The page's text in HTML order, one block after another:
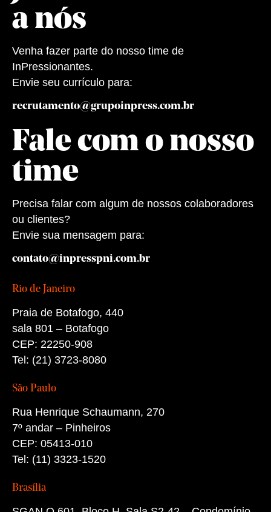
a nós
Venha fazer parte do nosso time de
InPressionantes.
Envie seu currículo para:
recrutamento@grupoinpress.com.br
Fale com o nosso
time
Precisa falar com algum de nossos colaboradores
ou clientes?
Envie sua mensagem para:
contato@inpresspni.com.br
Rio de Janeiro
Praia de Botafogo, 440
sala 801 – Botafogo
CEP: 22250-908
Tel: (21) 3723-8080
São Paulo
Rua Henrique Schaumann, 270
7º andar – Pinheiros
CEP: 05413-010
Tel: (11) 3323-1520
Brasília